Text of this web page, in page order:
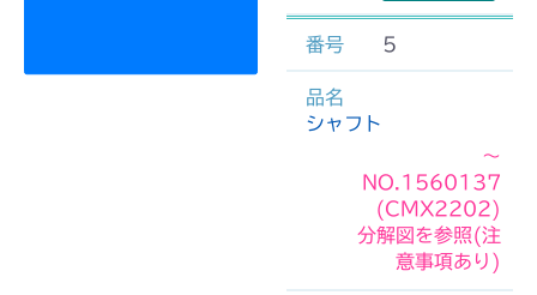
5
シャフト
～
NO.1560137
(CMX2202)
分解図を参照(注
意事項あり)